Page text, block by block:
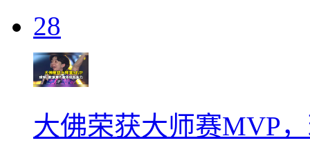
28
大佛荣获大师赛MVP